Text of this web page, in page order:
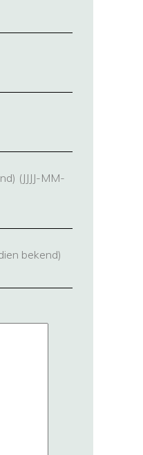
(JJJJ-MM-
bekend)